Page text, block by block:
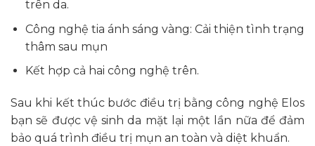
trên da.
Công nghệ tia ánh sáng vàng: Cải thiện tình trạng
thâm sau mụn
Kết hợp cả hai công nghệ trên.
Sau khi kết thúc bước điều trị bằng công nghệ Elos
bạn sẽ được vệ sinh da mặt lại một lần nữa để đảm
bảo quá trình điều trị mụn an toàn và diệt khuẩn.